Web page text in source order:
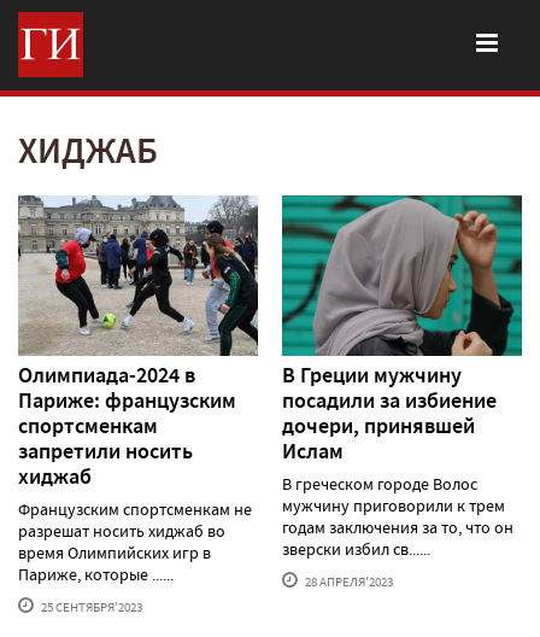
ХИДЖАБ
Олимпиада-2024 в
Париже: французским
спортсменкам
запретили носить
хиджаб
Французским спортсменкам не
разрешат носить хиджаб во
время Олимпийских игр в
Париже, которые ......
25 СЕНТЯБРЯ'2023
В Греции мужчину
посадили за избиение
дочери, принявшей
Ислам
В греческом городе Волос
мужчину приговорили к трем
годам заключения за то, что он
зверски избил св......
28 АПРЕЛЯ'2023